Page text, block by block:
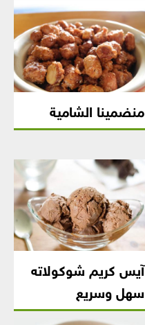
منضمينا الشامية
آيس كريم شوكولاته
سهل وسريع